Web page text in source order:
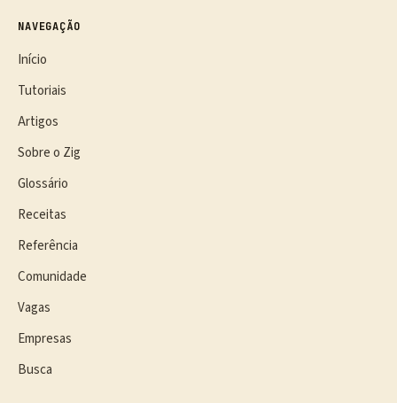
NAVEGAÇÃO
Início
Tutoriais
Artigos
Sobre o Zig
Glossário
Receitas
Referência
Comunidade
Vagas
Empresas
Busca